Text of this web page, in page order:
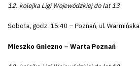
12. kolejka Ligi Wojewódzkiej do lat 13
Sobota, godz. 15:40 – Poznań, ul. Warmińska
Mieszko Gniezno – Warta Poznań